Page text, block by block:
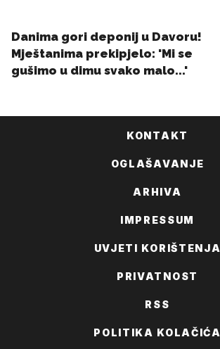
KONTAKT
OGLAŠAVANJE
ARHIVA
IMPRESSUM
UVJETI KORIŠTENJA
PRIVATNOST
RSS
POLITIKA KOLAČIĆA